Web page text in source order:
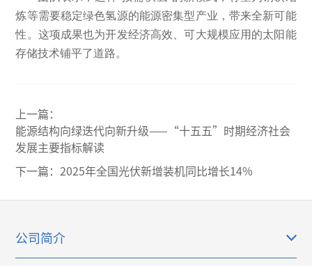
炼等需要稳定绿色氢源的能源密集型产业，带来全新可能
性。这项成果也为开发经济高效、可大规模应用的太阳能
存储技术铺平了道路。
上一篇：
能源结构向绿迭代向新升级——“十五五”时期经济社会
发展主要指标解读
下一篇：2025年全国光伏新增装机同比增长14%
公司简介